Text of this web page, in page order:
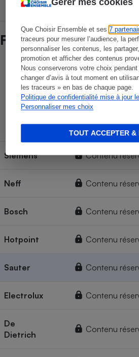
Que Choisir Ensemble et ses7
traceurs pour mesurer l’audience, la
personnaliser les contenus, les
promotion et afficher des contenus
Nous conserverons votre choix
changer d’avis à tout moment en
les traceurs » en bas de chaque page.
Politique de confidentialité mise à jour
Personnaliser mes choix
TOUT ACCEPTER &
Fiabilité des marques
Durée de vie des
d'utilisation
Siemens Contenu
Neff Contenu
Bosch Contenu
Hotpoint Contenu
Sauter Contenu
Electrolux Contenu
De
Dietrich
Contenu